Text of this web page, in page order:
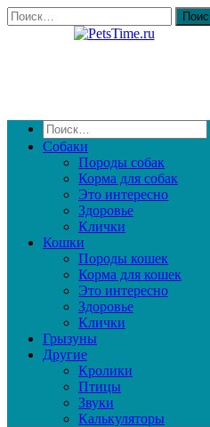
Собаки
Породы собак
Корма для собак
Это интересно
Здоровье
Клички
Кошки
Породы кошек
Корма для кошек
Это интересно
Здоровье
Клички
Грызуны
Другие
Кролики
Птицы
Звуки
Калькуляторы